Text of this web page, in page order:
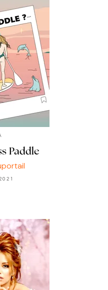
Paddle